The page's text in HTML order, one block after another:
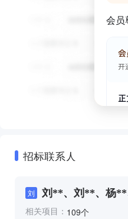
会员
招标联系人
刘
刘**、刘**、杨**
相关项目： 109个